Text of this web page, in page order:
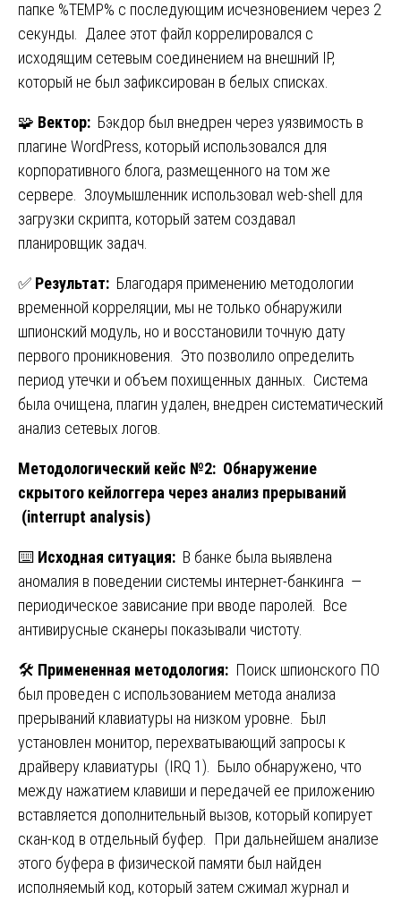
папке %TEMP% с последующим исчезновением через 2
секунды. Далее этот файл коррелировался с
исходящим сетевым соединением на внешний IP,
который не был зафиксирован в белых списках.
🧩 Вектор: Бэкдор был внедрен через уязвимость в
плагине WordPress, который использовался для
корпоративного блога, размещенного на том же
сервере. Злоумышленник использовал web-shell для
загрузки скрипта, который затем создавал
планировщик задач.
✅ Результат: Благодаря применению методологии
временной корреляции, мы не только обнаружили
шпионский модуль, но и восстановили точную дату
первого проникновения. Это позволило определить
период утечки и объем похищенных данных. Система
была очищена, плагин удален, внедрен систематический
анализ сетевых логов.
Методологический кейс №2: Обнаружение
скрытого кейлоггера через анализ прерываний
(interrupt analysis)
⌨️ Исходная ситуация: В банке была выявлена
аномалия в поведении системы интернет-банкинга —
периодическое зависание при вводе паролей. Все
антивирусные сканеры показывали чистоту.
🛠️ Примененная методология: Поиск шпионского ПО
был проведен с использованием метода анализа
прерываний клавиатуры на низком уровне. Был
установлен монитор, перехватывающий запросы к
драйверу клавиатуры (IRQ 1). Было обнаружено, что
между нажатием клавиши и передачей ее приложению
вставляется дополнительный вызов, который копирует
скан-код в отдельный буфер. При дальнейшем анализе
этого буфера в физической памяти был найден
исполняемый код, который затем сжимал журнал и